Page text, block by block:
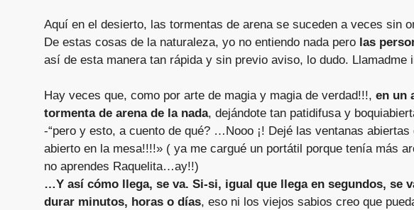
Aquí en el desierto, las tormentas de arena se suceden a veces sin
De estas cosas de la naturaleza, yo no entiendo nada pero las
así de esta manera tan rápida y sin previo aviso, lo dudo.
Hay veces que, como por arte de magia y magia de verdad!!!, en un
tormenta de arena de la nada, dejándote tan patidifusa y
-“pero y esto, a cuento de qué? …Nooo ¡! Dejé las ventanas
abierto en la mesa!!!!» ( ya me cargué un portátil porque tenía más
no aprendes Raquelita…ay!!)
…Y así cómo llega, se va. Si-si, igual que llega en segundos, se
durar minutos, horas o días, eso ni los viejos sabios creo que